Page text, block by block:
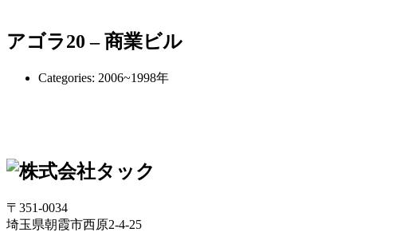
アゴラ20 – 商業ビル
Categories: 2006~1998年
〒351-0034
埼玉県朝霞市西原2-4-25